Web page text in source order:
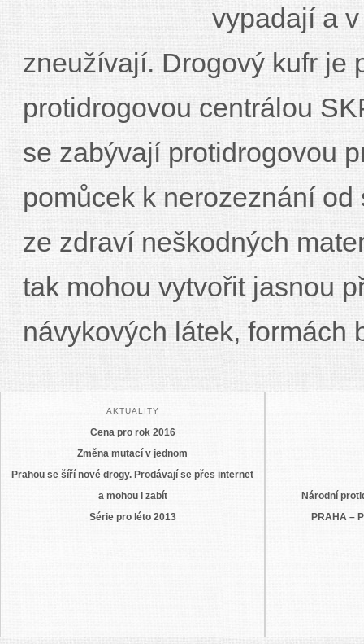
vypadají a
zneužívají. Drogový kufr je
protidrogovou centrálou
se zabývají protidrogovou
pomůcek k nerozeznání
ze zdraví neškodných
tak mohou vytvořit jasnou
návykových látek, formách
AKTUALITY
Cena pro rok 2016
Změna mutací v jednom
Prahou se šíří nové drogy. Prodávají se přes internet
a mohou i zabít
Série pro léto 2013
Národní
PRAHA –